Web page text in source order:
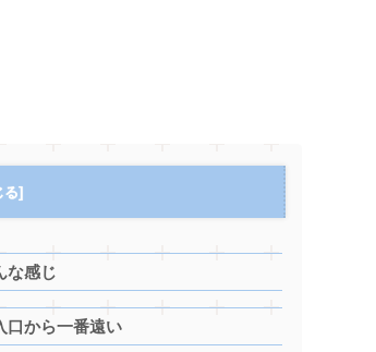
な感じ
口から一番遠い